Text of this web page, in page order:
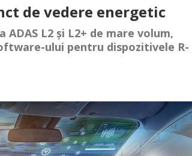
de vedere energetic
ADAS L2 și L2+ de mare volum,
ului pentru dispozitivele R-